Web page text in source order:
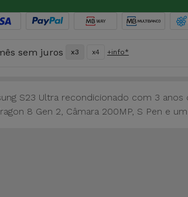
sem juros x3 x4 +info*
S23 Ultra recondicionado com 3
8 Gen 2, Câmara 200MP, S Pen e